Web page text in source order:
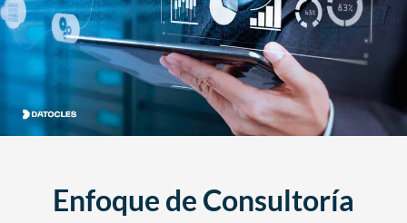
Enfoque de Consultoría